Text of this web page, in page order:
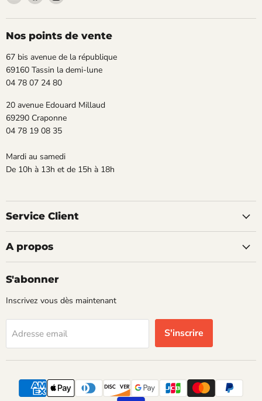
TECLABnous
sur
Facebook
sur
Instagram
Nos points de vente
67 bis avenue de la république
69160 Tassin la demi-lune
04 78 07 24 80
20 avenue Edouard Millaud
69290 Craponne
04 78 19 08 35
Mardi au samedi
De 10h à 13h et de 15h à 18h
Service Client
A propos
S'abonner
Inscrivez vous dès maintenant
Adresse email S'inscrire